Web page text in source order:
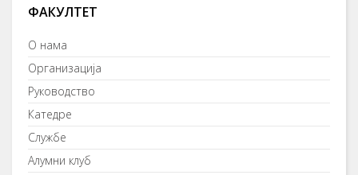
ФАКУЛТЕТ
О нама
Организација
Руководство
Катедре
Службе
Алумни клуб